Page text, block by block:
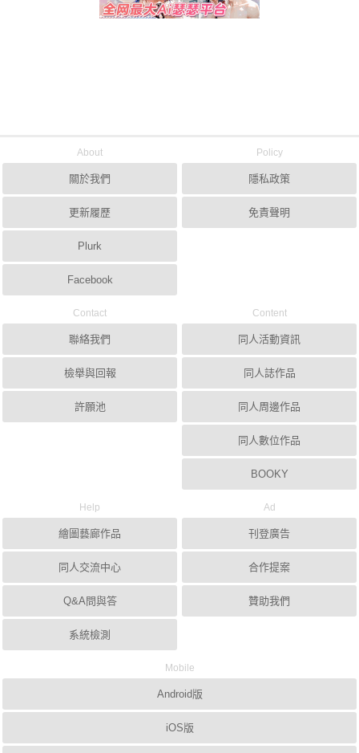
About
關於我們
更新履歷
Plurk
Facebook
Policy
隱私政策
免責聲明
Contact
聯絡我們
檢舉與回報
許願池
Content
同人活動資訊
同人誌作品
同人周邊作品
同人數位作品
BOOKY
Help
繪圖藝廊作品
同人交流中心
Q&A問與答
系統檢測
Ad
刊登廣告
合作提案
贊助我們
Mobile
Android版
iOS版